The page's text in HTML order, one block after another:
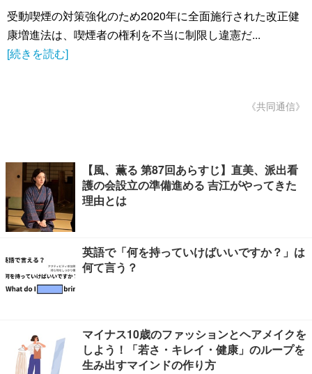
受動喫煙の対策強化のため2020年に全面施行された改正健
康増進法は、喫煙者の権利を不当に制限し違憲だ...
[続きを読む]
《共同通信》
【風、薫る 第87回あらすじ】直美、派出看
護の会設立の準備進める 吉江がやってきた
理由とは
英語で「何を持っていけばいいですか？」は
何て言う？
マイナス10歳のファッションとヘアメイクを
しよう！「若さ・キレイ・健康」のループを
生み出すマインドの作り方